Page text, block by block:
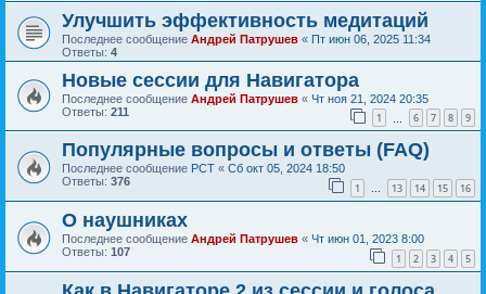
Улучшить эффективность медитаций
Последнее сообщение Андрей Патрушев « Пт июн 06, 2025 11:34
Ответы: 4
Новые сессии для Навигатора
Последнее сообщение Андрей Патрушев « Чт ноя 21, 2024 20:35
Ответы: 211 1 6 7 8 9
Популярные вопросы и ответы (FAQ)
Последнее сообщение РСТ « Сб окт 05, 2024 18:50
Ответы: 376 1 … 13 14 15 16
О наушниках
Последнее сообщение Андрей Патрушев « Чт июн 01, 2023 8:00
Ответы: 107 1 2 3 4 5